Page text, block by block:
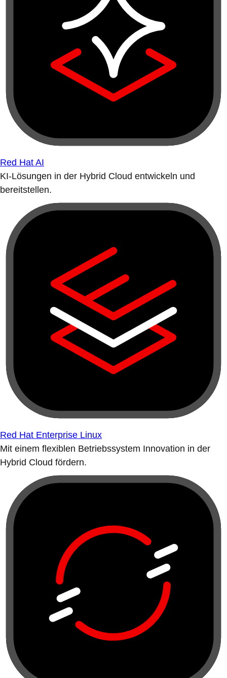
Red Hat AI
KI-Lösungen in der Hybrid Cloud entwickeln und
bereitstellen.
Red Hat Enterprise Linux
Mit einem flexiblen Betriebssystem Innovation in der
Hybrid Cloud fördern.